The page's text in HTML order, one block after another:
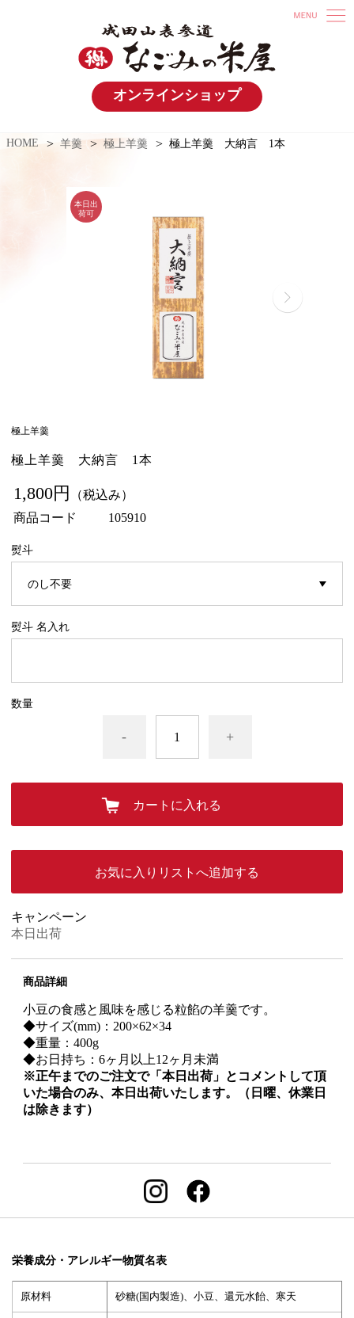
オンラインショップ
HOME 羊羹 極上羊羹 極上羊羹 大納言 1本
極上羊羹
極上羊羹 大納言 1本
1,800円
（税込み）
商品コード
105910
熨斗
熨斗 名入れ
数量
- +
カートに入れる
お気に入りリストへ追加する
キャンペーン
本日出荷
商品詳細
小豆の食感と風味を感じる粒餡の羊羹です。
◆サイズ(mm)：200×62×34
◆重量：400g
◆お日持ち：6ヶ月以上12ヶ月未満
※正午までのご注文で「本日出荷」とコメントして頂
いた場合のみ、本日出荷いたします。（日曜、休業日
は除きます）
栄養成分・アレルギー物質名表
原材料 砂糖(国内製造)、小豆、還元水飴、寒天